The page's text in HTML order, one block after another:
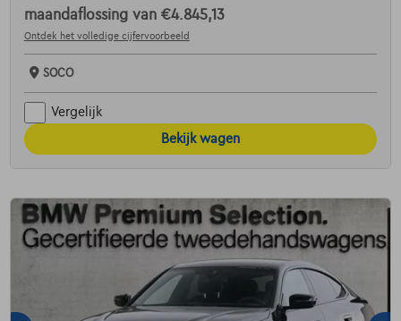
maandaflossing van €4.845,13
Ontdek het volledige cijfervoorbeeld
SOCO
Vergelijk
Bekijk wagen